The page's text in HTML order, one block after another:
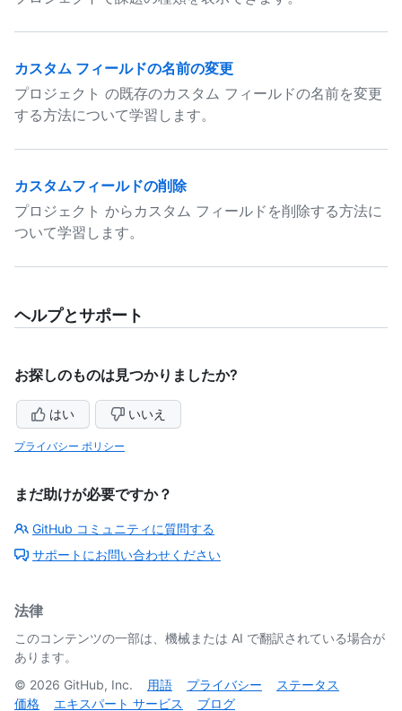
カスタム フィールドの名前の変更
プロジェクト の既存のカスタム フィールドの名前を変更
する方法について学習します。
カスタムフィールドの削除
プロジェクト からカスタム フィールドを削除する方法に
ついて学習します。
ヘルプとサポート
お探しのものは見つかりましたか?
はい いいえ
プライバシー ポリシー
まだ助けが必要ですか？
GitHub コミュニティに質問する
サポートにお問い合わせください
法律
このコンテンツの一部は、機械または AI で翻訳されている場合が
あります。
© 2026 GitHub, Inc. 用語 プライバシー
ステータス
価格
エキスパート サービス ブログ